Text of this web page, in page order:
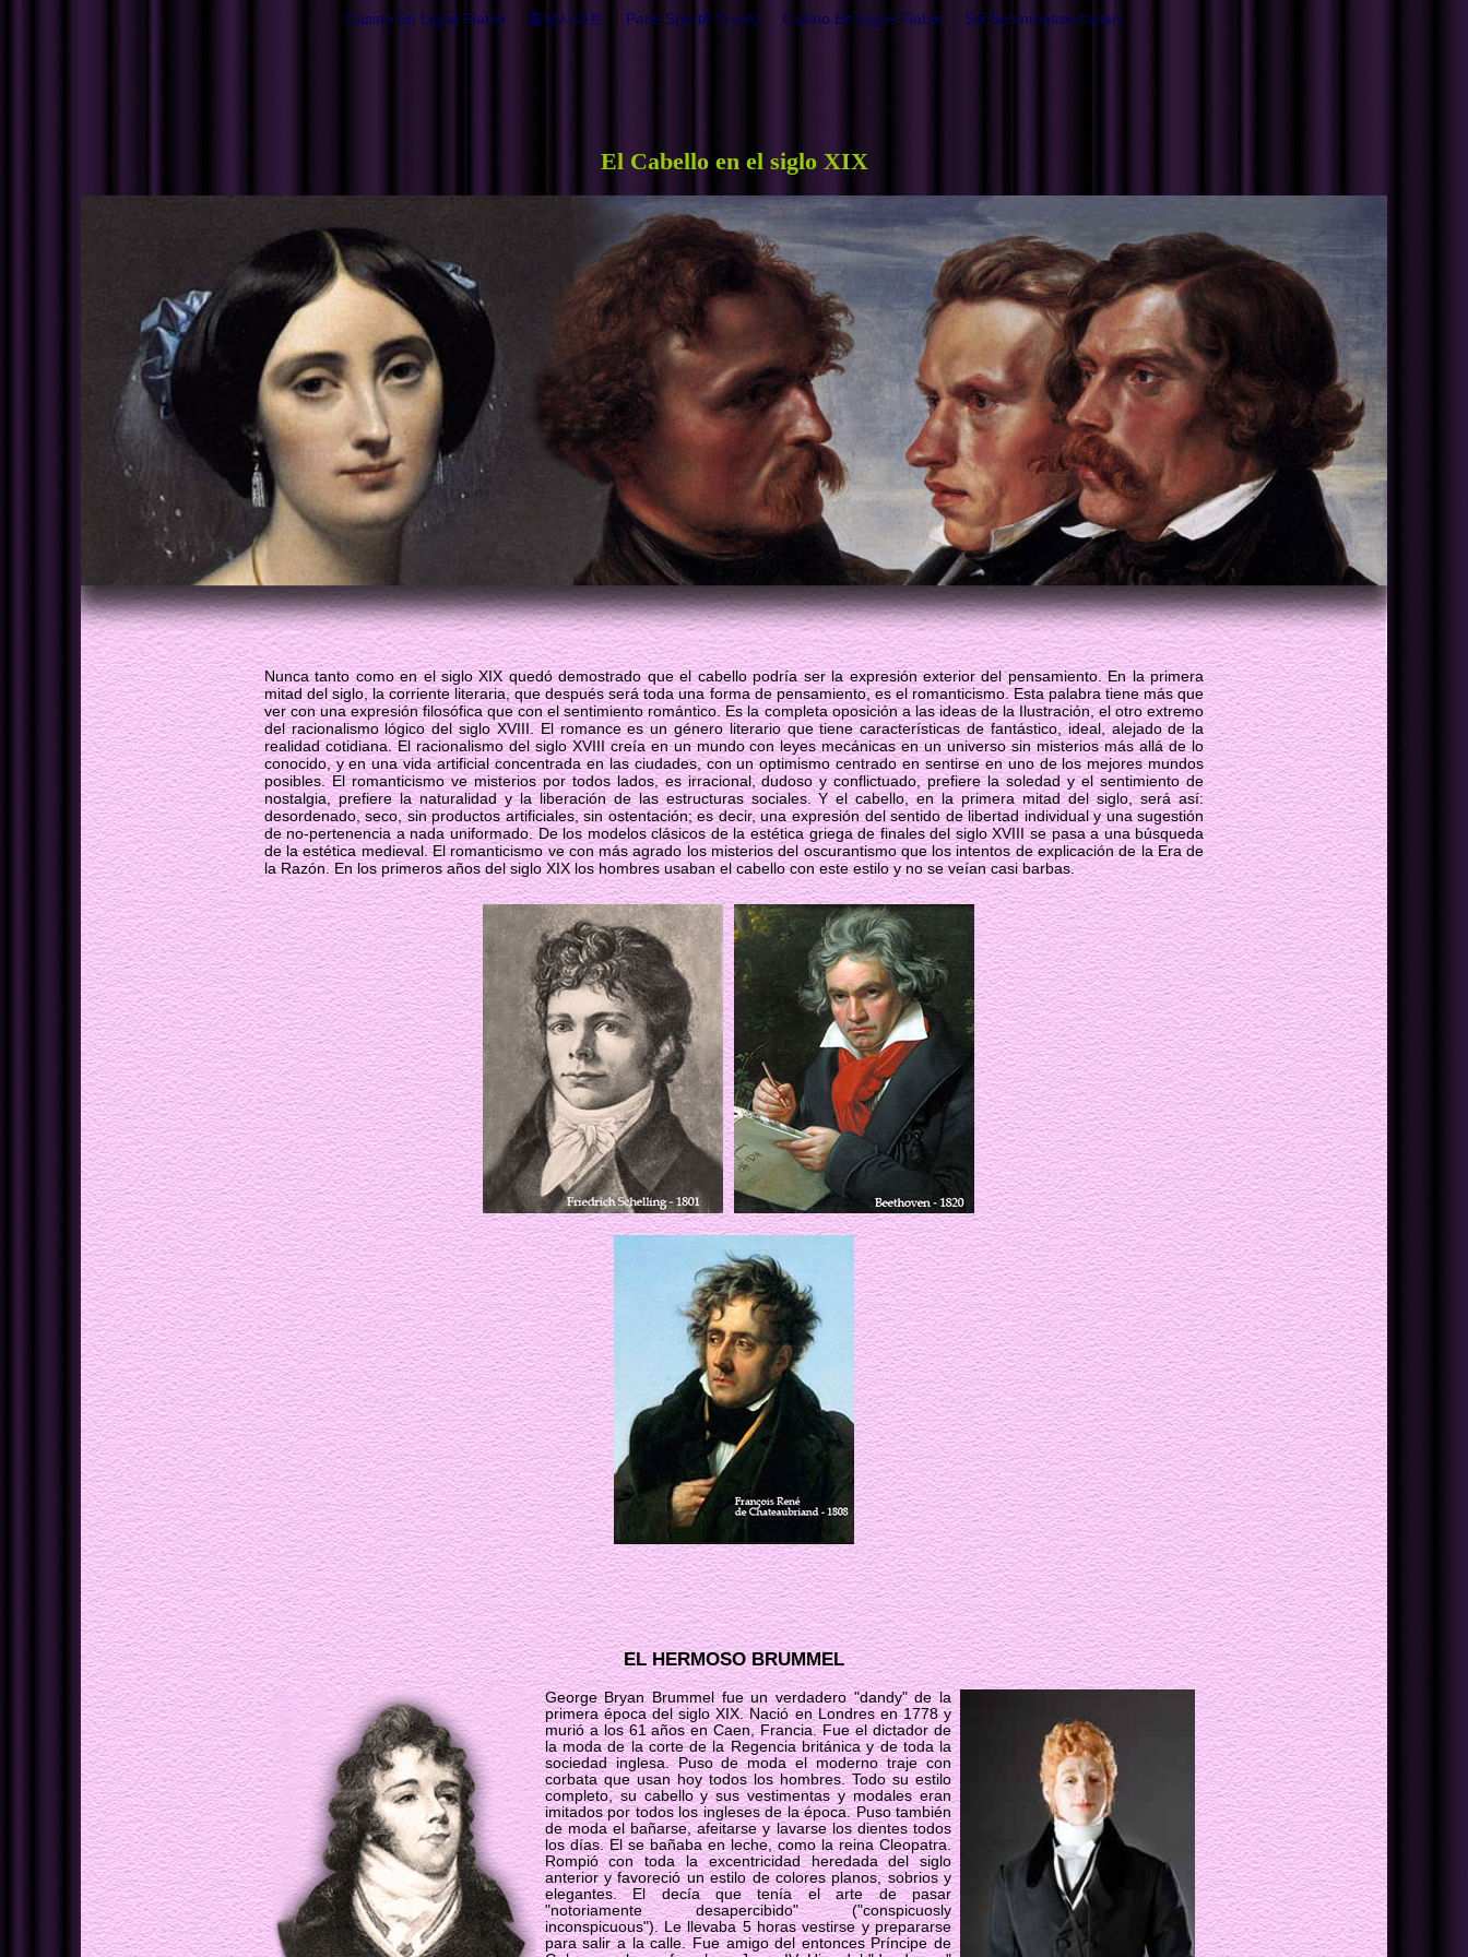
Casino En Ligne Fiable 홀덤사이트 Paris Sportif Crypto Casino En Ligne Fiable Siti Scommesse Italiani
El Cabello en el siglo XIX
Nunca tanto como en el siglo XIX quedó demostrado que el cabello podría ser la expresión exterior del pensamiento. En la primera
mitad del siglo, la corriente literaria, que después será toda una forma de pensamiento, es el romanticismo. Esta palabra tiene más que
ver con una expresión filosófica que con el sentimiento romántico. Es la completa oposición a las ideas de la Ilustración, el otro extremo
del racionalismo lógico del siglo XVIII. El romance es un género literario que tiene características de fantástico, ideal, alejado de la
realidad cotidiana. El racionalismo del siglo XVIII creía en un mundo con leyes mecánicas en un universo sin misterios más allá de lo
conocido, y en una vida artificial concentrada en las ciudades, con un optimismo centrado en sentirse en uno de los mejores mundos
posibles. El romanticismo ve misterios por todos lados, es irracional, dudoso y conflictuado, prefiere la soledad y el sentimiento de
nostalgia, prefiere la naturalidad y la liberación de las estructuras sociales. Y el cabello, en la primera mitad del siglo, será así:
desordenado, seco, sin productos artificiales, sin ostentación; es decir, una expresión del sentido de libertad individual y una sugestión
de no-pertenencia a nada uniformado. De los modelos clásicos de la estética griega de finales del siglo XVIII se pasa a una búsqueda
de la estética medieval. El romanticismo ve con más agrado los misterios del oscurantismo que los intentos de explicación de la Era de
la Razón. En los primeros años del siglo XIX los hombres usaban el cabello con este estilo y no se veían casi barbas.
EL HERMOSO BRUMMEL
George Bryan Brummel fue un verdadero "dandy" de la
primera época del siglo XIX. Nació en Londres en 1778 y
murió a los 61 años en Caen, Francia. Fue el dictador de
la moda de la corte de la Regencia británica y de toda la
sociedad inglesa. Puso de moda el moderno traje con
corbata que usan hoy todos los hombres. Todo su estilo
completo, su cabello y sus vestimentas y modales eran
imitados por todos los ingleses de la época. Puso también
de moda el bañarse, afeitarse y lavarse los dientes todos
los días. El se bañaba en leche, como la reina Cleopatra.
Rompió con toda la excentricidad heredada del siglo
anterior y favoreció un estilo de colores planos, sobrios y
elegantes. El decía que tenía el arte de pasar
"notoriamente desapercibido" ("conspicuosly
inconspicuous"). Le llevaba 5 horas vestirse y prepararse
para salir a la calle. Fue amigo del entonces Príncipe de